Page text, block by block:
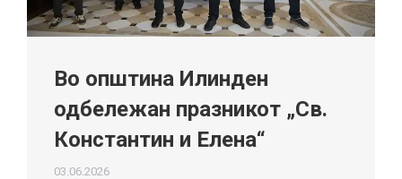
Во општина Илинден
одбележан празникот „Св.
Константин и Елена“
03.06.2026